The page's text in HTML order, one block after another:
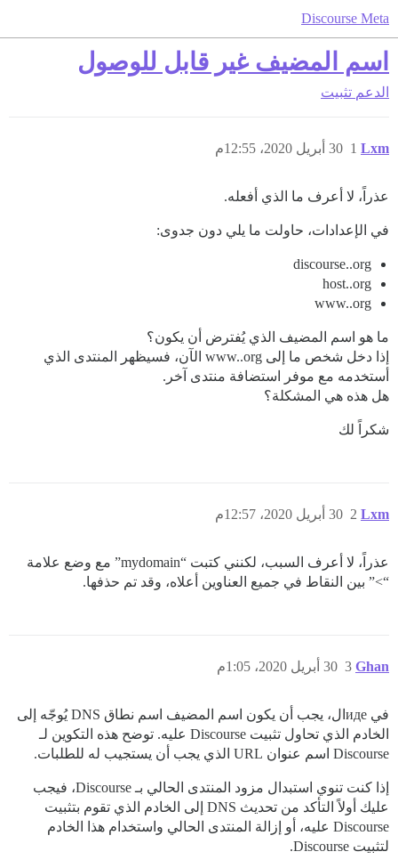
Discourse Meta
اسم المضيف غير قابل للوصول
الدعم تثبيت
Lxm 30 أبريل 2020، 12:55م 1
عذراً، لا أعرف ما الذي أفعله.
في الإعدادات، حاولت ما يلي دون جدوى:
discourse..org
host..org
www..org
ما هو اسم المضيف الذي يُفترض أن يكون؟
إذا دخل شخص ما إلى www..org الآن، فسيظهر المنتدى الذي
أستخدمه مع موفر استضافة منتدى آخر.
هل هذه هي المشكلة؟
شكراً لك
Lxm 30 أبريل 2020، 12:57م 2
عذراً، لا أعرف السبب، لكنني كتبت “mydomain” مع وضع علامة
“>” بين النقاط في جميع العناوين أعلاه، وقد تم حذفها.
Ghan 30 أبريل 2020، 1:05م 3
في идеال، يجب أن يكون اسم المضيف اسم نطاق DNS يُوجّه إلى
الخادم الذي تحاول تثبيت Discourse عليه. توضح هذه التكوين لـ
Discourse اسم عنوان URL الذي يجب أن يستجيب له للطلبات.
إذا كنت تنوي استبدال مزود المنتدى الحالي بـ Discourse، فيجب
عليك أولاً التأكد من تحديث DNS إلى الخادم الذي تقوم بتثبيت
Discourse عليه، أو إزالة المنتدى الحالي واستخدام هذا الخادم
لتثبيت Discourse.